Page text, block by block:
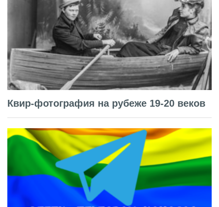
Квир-фотография на рубеже 19-20 веков